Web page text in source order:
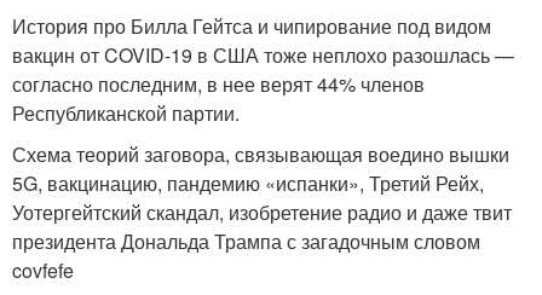
История про Билла Гейтса и чипирование под видом
вакцин от COVID-19 в США тоже неплохо разошлась —
согласно последним, в нее верят 44% членов
Республиканской партии.
Схема теорий заговора, связывающая воедино вышки
5G, вакцинацию, пандемию «испанки», Третий Рейх,
Уотергейтский скандал, изобретение радио и даже твит
президента Дональда Трампа с загадочным словом
covfefe